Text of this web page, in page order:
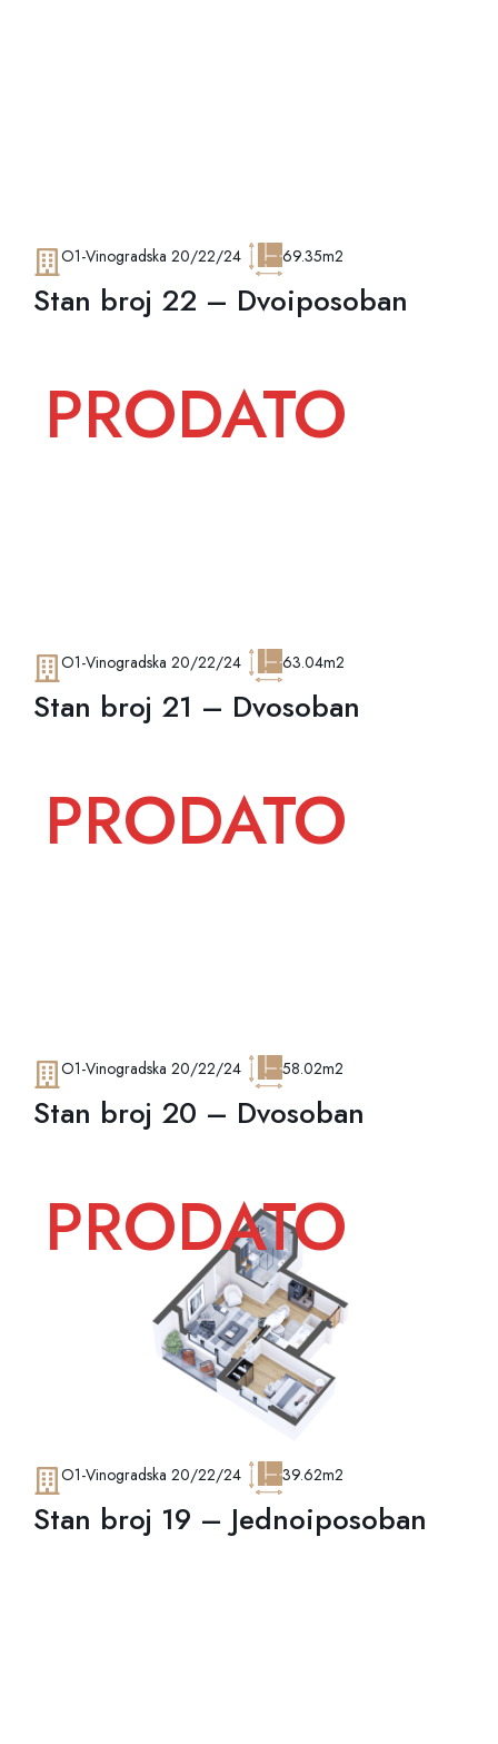
O1-Vinogradska 20/22/24 69.35m2
Stan broj 22 – Dvoiposoban
PRODATO
O1-Vinogradska 20/22/24 63.04m2
Stan broj 21 – Dvosoban
PRODATO
O1-Vinogradska 20/22/24 58.02m2
Stan broj 20 – Dvosoban
PRODATO
O1-Vinogradska 20/22/24 39.62m2
Stan broj 19 – Jednoiposoban